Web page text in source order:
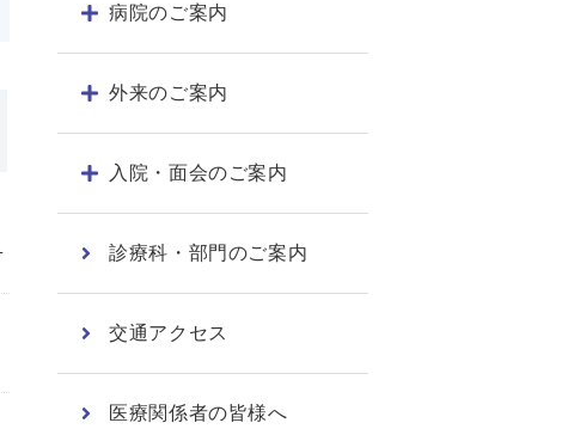
病院のご案内
外来のご案内
入院・面会のご案内
診療科・部門のご案内
交通アクセス
医療関係者の皆様へ